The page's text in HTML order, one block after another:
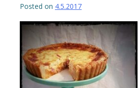
Posted on 4.5.2017